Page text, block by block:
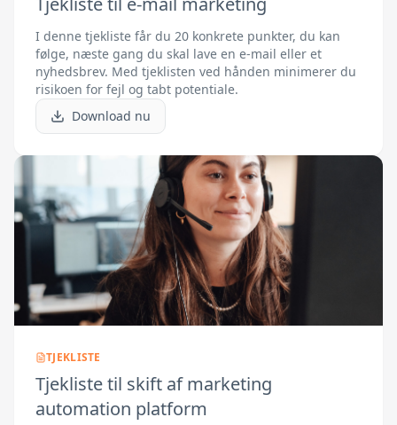
I denne tjekliste får du 20 konkrete punkter, du kan
følge, næste gang du skal lave en e-mail eller et
nyhedsbrev. Med tjeklisten ved hånden minimerer du
risikoen for fejl og tabt potentiale.
Download nu
TJEKLISTE
Tjekliste til skift af marketing
automation platform